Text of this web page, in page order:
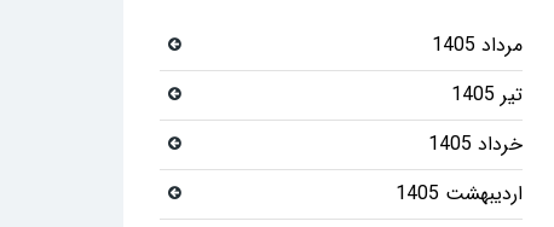
مرداد 1405
تیر 1405
خرداد 1405
اردیبهشت 1405